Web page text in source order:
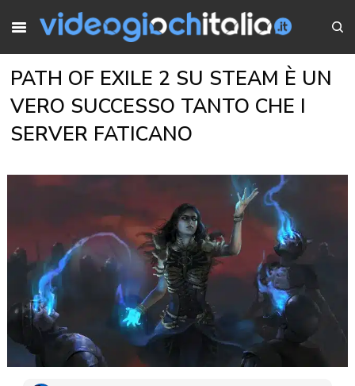
PATH OF EXILE 2 SU STEAM È UN
VERO SUCCESSO TANTO CHE I
SERVER FATICANO